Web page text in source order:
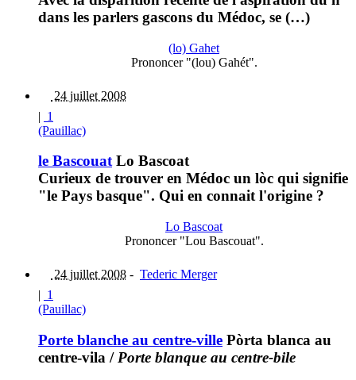
dans les parlers gascons du Médoc, se (…)
(lo) Gahet
Prononcer "(lou) Gahét".
24 juillet 2008
| 1
(Pauillac)
le BascouatLo Bascoat
Curieux de trouver en Médoc un lòc qui signifie
"le Pays basque". Qui en connait l'origine ?
Lo Bascoat
Prononcer "Lou Bascouat".
24 juillet 2008 - Tederic Merger
| 1
(Pauillac)
Porte blanche au centre-ville Pòrta blanca au
centre-vila / Porte blanque au centre-bile